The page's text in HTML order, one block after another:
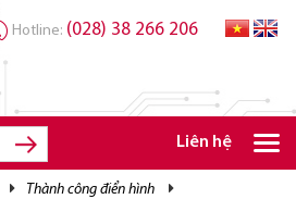
Hotline: (028) 38 266 206
Liên hệ
thành công điển hình